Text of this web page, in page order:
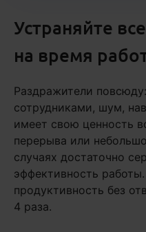
Устраняйте
на время
Раздражители
сотрудниками, шум,
имеет свою ценность
перерыва или
случаях достаточно
эффективность
продуктивность без
4 раза.